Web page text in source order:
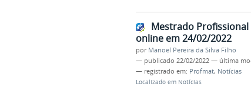
Mestrado
online em 24/02/2022
por Manoel Pereira da Silva Filho
— publicado 22/02/2022 — última
— registrado em: Profmat, Notícias
Localizado em Notícias